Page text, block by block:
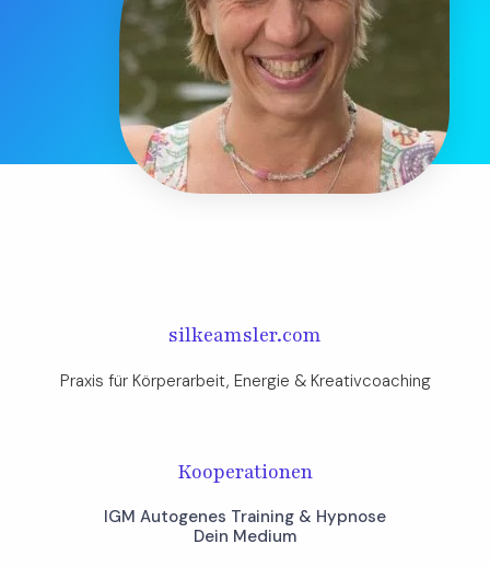
silkeamsler.com
Praxis für Körperarbeit, Energie & Kreativcoaching​
Kooperationen
IGM Autogenes Training & Hypnose
Dein Medium